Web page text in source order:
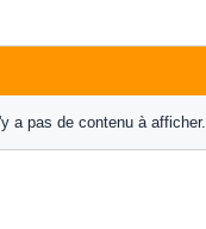
a pas de contenu à afficher.